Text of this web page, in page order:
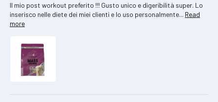
Il mio post workout preferito !!! Gusto unico e digeribilità super. Lo
inserisco nelle diete dei miei clienti e lo uso personalmente... Read
more